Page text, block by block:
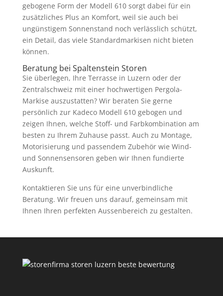
gebogene Form der Modell 610 sorgt dabei für ein
zusätzliches Plus an Komfort, weil sie auch bei
ungünstigem Sonnenstand noch verlässlich schützt,
ein Detail, das viele Standardmarkisen nicht bieten
können.
Beratung bei Spaltenstein Storen
Sie überlegen, Ihre Terrasse in Luzern oder der
Zentralschweiz mit einer hochwertigen Pergola-
Markise auszustatten? Wir beraten Sie gerne
persönlich zur Kadeco Modell 610 gebogen und
zeigen Ihnen, welche Stoff- und Farbkombination am
besten zu Ihrem Zuhause passt. Auch zu Montage,
Motorisierung und passendem Zubehör wie Wind-
und Sonnensensoren geben wir Ihnen fundierte
Auskunft.
Kontaktieren Sie uns für eine unverbindliche
Beratung. Wir freuen uns darauf, gemeinsam mit
Ihnen Ihren perfekten Aussenbereich zu gestalten.